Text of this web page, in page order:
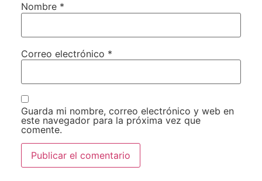
Nombre *
Correo electrónico *
Guarda mi nombre, correo electrónico y web en
este navegador para la próxima vez que
comente.